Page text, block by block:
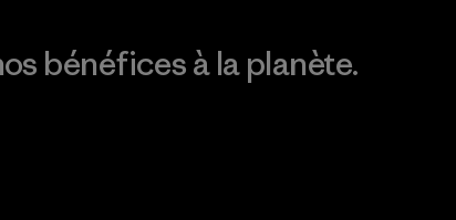
bénéfices à la planète.